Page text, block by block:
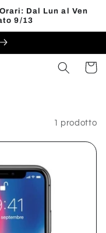
Dal Lun al Ven
9/13
Carrello
1 prodotto